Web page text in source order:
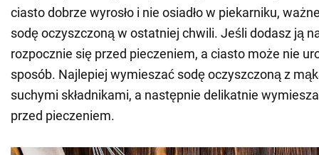
ciasto dobrze wyrosło i nie osiadło w piekarniku,
sodę oczyszczoną w ostatniej chwili. Jeśli dodasz ją
rozpocznie się przed pieczeniem, a ciasto może nie
sposób. Najlepiej wymieszać sodę oczyszczoną z
suchymi składnikami, a następnie delikatnie
przed pieczeniem.